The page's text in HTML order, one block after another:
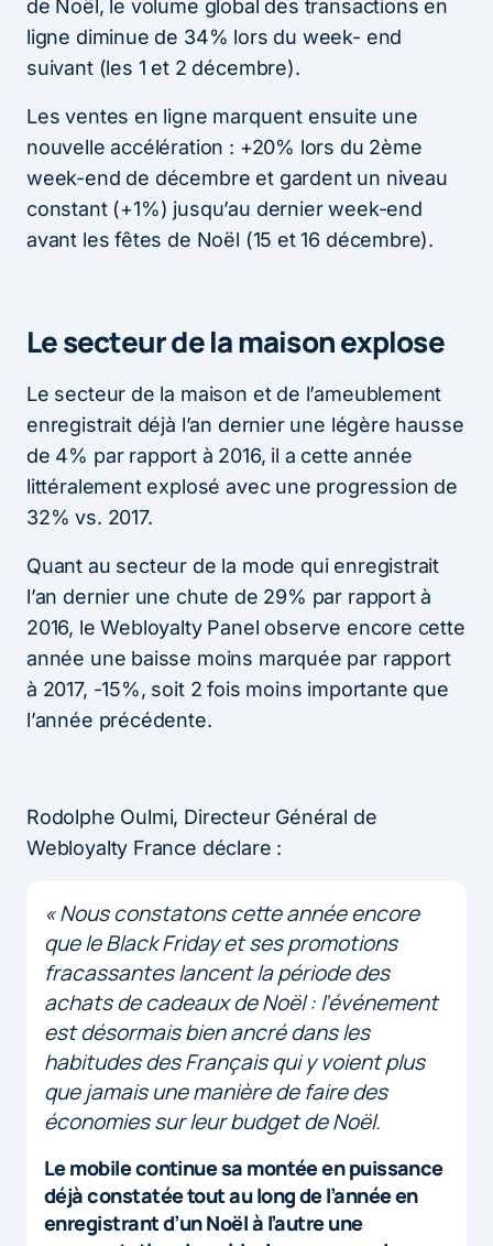
de Noël, le volume global des transactions en
ligne diminue de 34% lors du week- end
suivant (les 1 et 2 décembre).
Les ventes en ligne marquent ensuite une
nouvelle accélération : +20% lors du 2ème
week-end de décembre et gardent un niveau
constant (+1%) jusqu’au dernier week-end
avant les fêtes de Noël (15 et 16 décembre).
Le secteur de la maison explose
Le secteur de la maison et de l’ameublement
enregistrait déjà l’an dernier une légère hausse
de 4% par rapport à 2016, il a cette année
littéralement explosé avec une progression de
32% vs. 2017.
Quant au secteur de la mode qui enregistrait
l’an dernier une chute de 29% par rapport à
2016, le Webloyalty Panel observe encore cette
année une baisse moins marquée par rapport
à 2017, -15%, soit 2 fois moins importante que
l’année précédente.
Rodolphe Oulmi, Directeur Général de
Webloyalty France déclare :
« Nous constatons cette année encore
que le Black Friday et ses promotions
fracassantes lancent la période des
achats de cadeaux de Noël : l’événement
est désormais bien ancré dans les
habitudes des Français qui y voient plus
que jamais une manière de faire des
économies sur leur budget de Noël.
Le mobile continue sa montée en puissance
déjà constatée tout au long de l’année en
enregistrant d’un Noël à l’autre une